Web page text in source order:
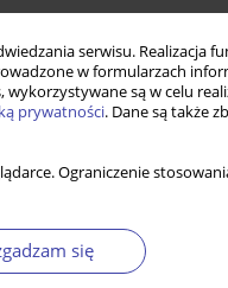
serwisu. Realizacja
w formularzach
są w celu
prywatności. Dane są także
Ograniczenie
się
Warszawa, Instytut Polityki
do administracji
i powiatowych